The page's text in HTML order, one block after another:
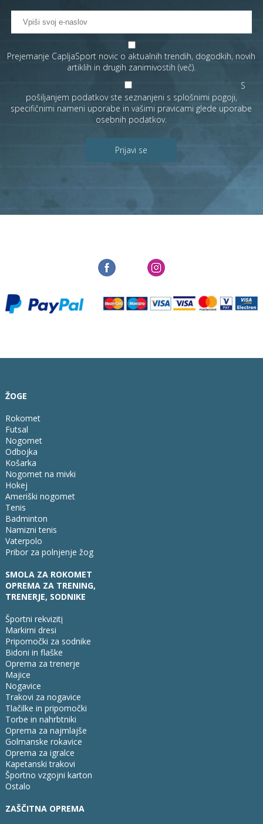
Prejemanje CapljaSport novic o aktualnih trendih, dogodkih, novih
artiklih in drugih zanimivostih (več).
S
pošiljanjem podatkov ste seznanjeni s splošnimi pogoji,
specifičnimi nameni uporabe invašimi pravicami glede uporabe
osebnih podatkov.
Prijavi se
ŽOGE
Rokomet
Futsal
Nogomet
Odbojka
Košarka
Nogomet na mivki
Hokej
Ameriški nogomet
Tenis
Badminton
Namizni tenis
Vaterpolo
Pribor za polnjenje žog
SMOLA ZA ROKOMET
OPREMA ZA TRENING,
TRENERJE, SODNIKE
Športni rekviziti
Markirni dresi
Pripomočki za sodnike
Bidoni in flaške
Oprema za trenerje
Majice
Nogavice
Trakovi za nogavice
Tlačilke in pripomočki
Torbe in nahrbtniki
Oprema za najmlajše
Golmanske rokavice
Oprema za igralce
Kapetanski trakovi
Športno vzgojni karton
Ostalo
ZAŠČITNA OPREMA